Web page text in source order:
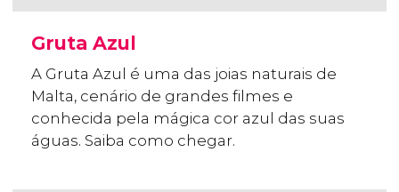
Gruta Azul
A Gruta Azul é uma das joias naturais de
Malta, cenário de grandes filmes e
conhecida pela mágica cor azul das suas
águas. Saiba como chegar.